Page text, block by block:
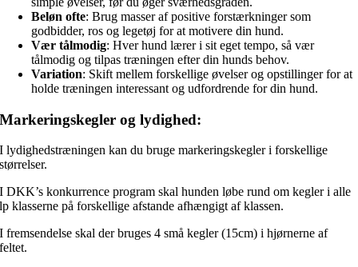
Beløn ofte: Brug masser af positive forstærkninger som
godbidder, ros og legetøj for at motivere din hund.
Vær tålmodig: Hver hund lærer i sit eget tempo, så vær
tålmodig og tilpas træningen efter din hunds behov.
Variation: Skift mellem forskellige øvelser og opstillinger for at
holde træningen interessant og udfordrende for din hund.
Markeringskegler og lydighed:
I lydighedstræningen kan du bruge markeringskegler i forskellige
størrelser.
I DKK’s konkurrence program skal hunden løbe rund om kegler i alle
lp klasserne på forskellige afstande afhængigt af klassen.
I fremsendelse skal der bruges 4 små kegler (15cm) i hjørnerne af
feltet.